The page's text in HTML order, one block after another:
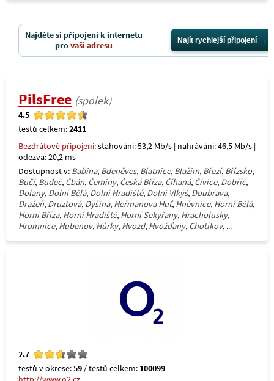
Najděte si připojení k internetu
provaši adresu Najít rychlejší připojení
PilsFree (spolek)
4.5
testů celkem:2411
Bezdrátové připojení: stahování: 53,2 Mb/s | nahrávání: 46,5 Mb/s |
odezva: 20,2 ms
Dostupnost v: Babina, Bdeněves, Blatnice, Blažim, Březí, Břízsko,
Bučí, Budeč, Čbán, Čeminy, Česká Bříza, Číhaná, Čívice, Dobříč,
Dolany, Dolní Bělá, Dolní Hradiště, Dolní Vlkýš, Doubrava,
Dražeň, Druztová, Dýšina, Heřmanova Huť, Hněvnice, Horní Bělá,
Horní Bříza, Horní Hradiště, Horní Sekyřany, Hracholusky,
Hromnice, Hubenov, Hůrky, Hvozd, Hvožďany, Chotíkov, ...
2.7
testů v okrese:59 / testů celkem: 100099